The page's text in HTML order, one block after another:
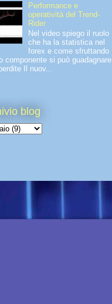
Performance e
operatività del Trend-
Rider
Nel video spiego il ruolo
che ha la statistica nel
forex e come sfruttando
componente si può guadagnare
Il nuov...
blog